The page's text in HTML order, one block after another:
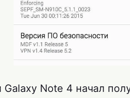
Note 4 начал